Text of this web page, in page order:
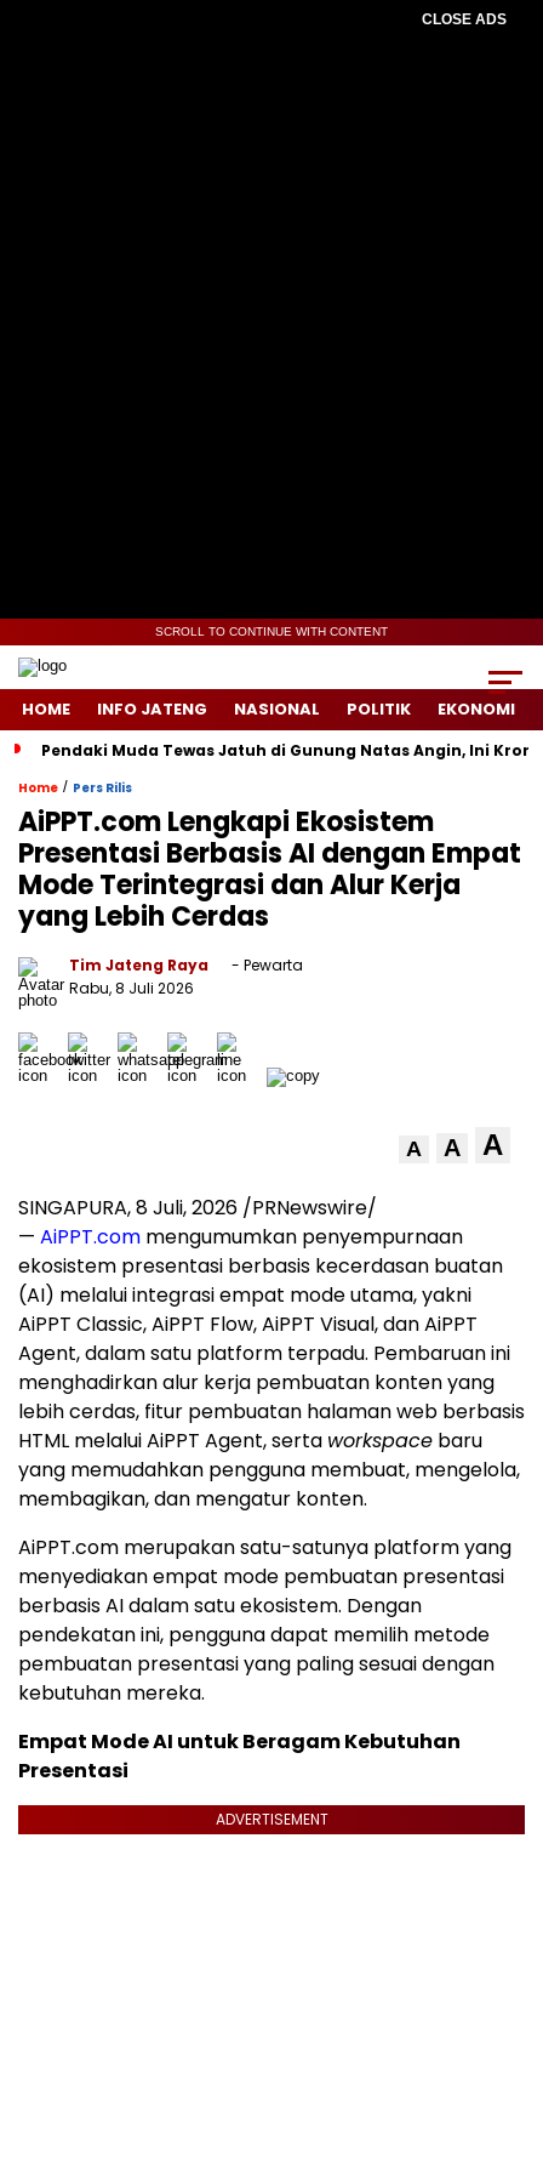
CLOSE ADS
SCROLL TO CONTINUE WITH CONTENT
HOME INFO JATENG NASIONAL POLITIK EKONOMI
Pendaki Muda Tewas Jatuh di Gunung Natas Angin, Ini
Home / Pers Rilis
AiPPT.com Lengkapi Ekosistem
Presentasi Berbasis AI dengan Empat
Mode Terintegrasi dan Alur Kerja
yang Lebih Cerdas
Tim Jateng Raya
- Pewarta
Rabu, 8 Juli 2026
A A A
SINGAPURA,8 Juli, 2026 /PRNewswire/
— AiPPT.com mengumumkan penyempurnaan
ekosistem presentasi berbasis kecerdasan buatan
(AI) melalui integrasi empat mode utama, yakni
AiPPT Classic, AiPPT Flow, AiPPT Visual, dan AiPPT
Agent, dalam satu platform terpadu. Pembaruan ini
menghadirkan alur kerja pembuatan konten yang
lebih cerdas, fitur pembuatan halaman web berbasis
HTML melalui AiPPT Agent, serta workspace baru
yang memudahkan pengguna membuat, mengelola,
membagikan, dan mengatur konten.
AiPPT.com merupakan satu-satunya platform yang
menyediakan empat mode pembuatan presentasi
berbasis AI dalam satu ekosistem. Dengan
pendekatan ini, pengguna dapat memilih metode
pembuatan presentasi yang paling sesuai dengan
kebutuhan mereka.
Empat Mode AI untuk Beragam Kebutuhan
Presentasi
ADVERTISEMENT